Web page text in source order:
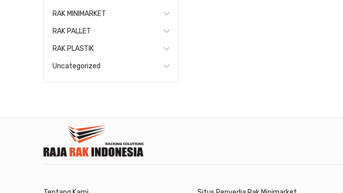
RAK MINIMARKET
RAK PALLET
RAK PLASTIK
Uncategorized